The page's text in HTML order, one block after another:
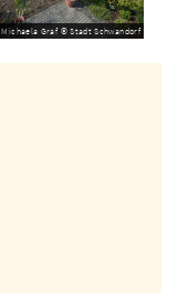
Michaela Graf © Stadt Schwandorf